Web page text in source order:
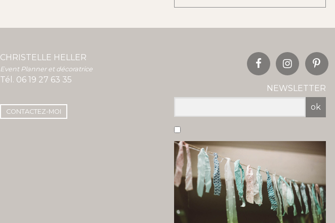
CHRISTELLE HELLER
Event Planner et décoratrice
Tél. 06 19 27 63 35
CONTACTEZ-MOI
NEWSLETTER
ok